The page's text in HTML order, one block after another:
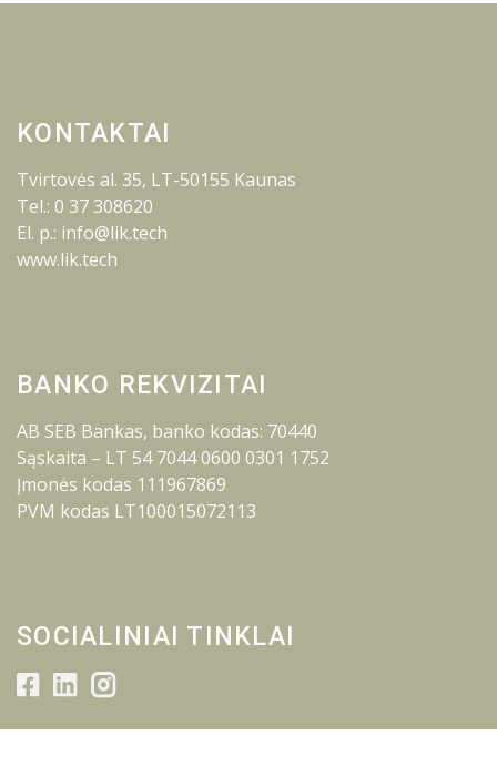
KONTAKTAI
Tvirtovės al. 35, LT-50155 Kaunas
Tel.: 0 37 308620
El. p.: info@lik.tech
www.lik.tech
BANKO REKVIZITAI
AB SEB Bankas, banko kodas: 70440
Sąskaita – LT 54 7044 0600 0301 1752
Įmonės kodas 111967869
PVM kodas LT100015072113
SOCIALINIAI TINKLAI